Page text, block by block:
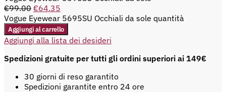
€99.00 €64.35
Vogue Eyewear 5695SU Occhiali da sole quantità
Aggiungi al carrello
Aggiungi alla lista dei desideri
Spedizioni gratuite per tutti gli ordini superiori ai 149€
30 giorni di reso garantito
Spedizioni garantite entro 24 ore